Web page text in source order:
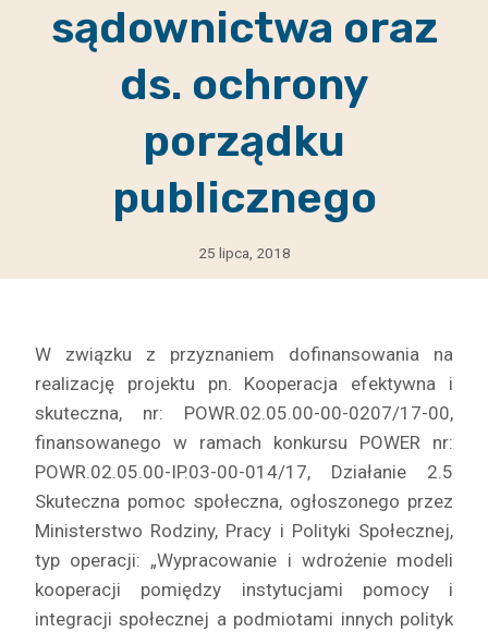
sądownictwa oraz
ds. ochrony
porządku
publicznego
25 lipca, 2018
W związku z przyznaniem dofinansowania na
realizację projektu pn. Kooperacja efektywna i
skuteczna, nr: POWR.02.05.00-00-0207/17-00,
finansowanego w ramach konkursu POWER nr:
POWR.02.05.00-IP.03-00-014/17, Działanie 2.5
Skuteczna pomoc społeczna, ogłoszonego przez
Ministerstwo Rodziny, Pracy i Polityki Społecznej,
typ operacji: „Wypracowanie i wdrożenie modeli
kooperacji pomiędzy instytucjami pomocy i
integracji społecznej a podmiotami innych polityk